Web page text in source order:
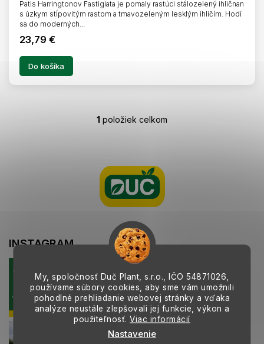
My, spoločnosť Duč Plant, s.r.o., IČO 54871026,
používame súbory cookies, aby sme vám umožnili
pohodlné prehliadanie webovej stránky a vďaka
analýze neustále zlepšovali jej funkcie, výkon a
použiteľnosť.Viac informácií
Nastavenie
23,79 €
Do košíka
Patis Harringtonov Fastigiata je pomaly rastúci stálozelený ihličnan
s úzkym stĺpovitým rastom a tmavozeleným lesklým ihličím. Hodí
sa do moderných...
O
d
a
c
i
p
r
v
k
v
ý
p
i
s
u
1 položiek celkom
INSTAGRAM